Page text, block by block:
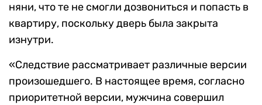
няни, что те не смогли дозвониться и попасть в
квартиру, поскольку дверь была закрыта
изнутри.
«Следствие рассматривает различные версии
произошедшего. В настоящее время, согласно
приоритетной версии, мужчина совершил